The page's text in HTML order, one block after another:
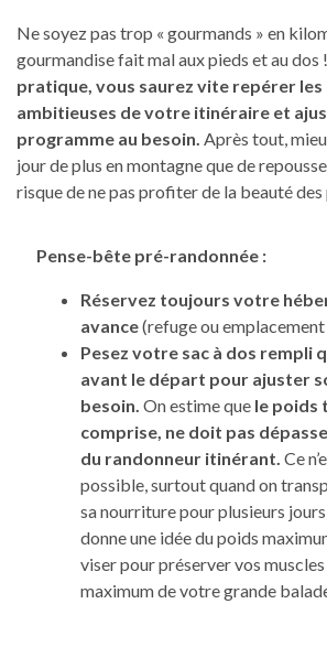
Ne soyez pas trop « gourmands » en
gourmandise fait mal aux pieds et au dos
pratique, vous saurez vite repérer
ambitieuses de votre itinéraire et
programme au besoin. Après tout,
jour de plus en montagne que de
risque de ne pas profiter de la beauté des
Pense-bête pré-randonnée :
Réservez toujours votre
avance(refuge ou
Pesez votre sac à dos rempli
avant le départ pour ajuster
besoin. On estime que le poids
comprise, ne doit pas
du randonneur itinérant. Ce
possible, surtout quand on
sa nourriture pour plusieurs
donne une idée du poids
viser pour préserver vos
maximum de votre grande